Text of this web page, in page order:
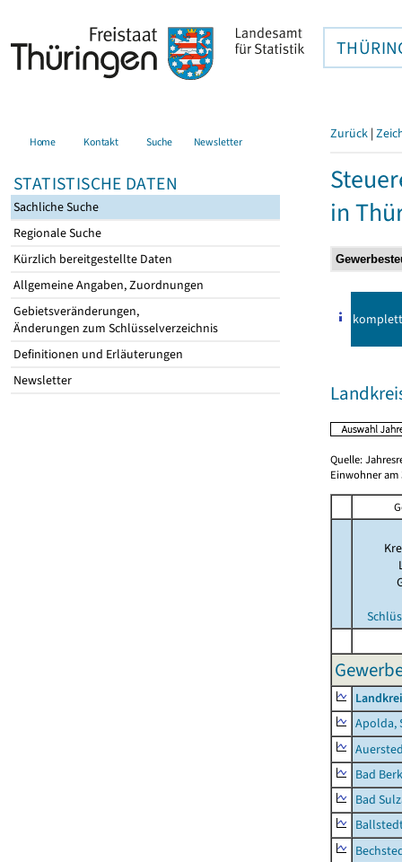
Home Kontakt Suche Newsletter
STATISTISCHE DATEN
Sachliche Suche
Regionale Suche
Kürzlich bereitgestellte Daten
Allgemeine Angaben, Zuordnungen
Gebietsveränderungen,
Änderungen zum Schlüsselverzeichnis
Definitionen und Erläuterungen
Newsletter
Zurück |
in
komplett
Quelle:
Einwohner am
Apolda,
Bad
Bad